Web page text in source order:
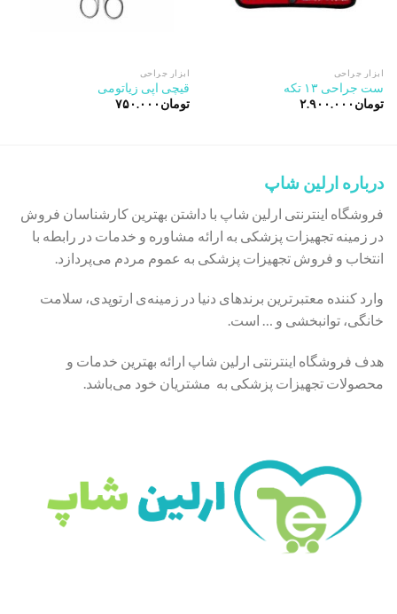
ابزار جراحی
ست جراحی ۱۳ تکه
تومان ۲.۹۰۰.۰۰۰
ابزار جراحی
قیچی اپی زیاتومی
تومان ۷۵۰.۰۰۰
درباره ارلین شاپ
فروشگاه اینترنتی ارلین شاپ با داشتن بهترین کارشناسان فروش
در زمینه تجهیزات پزشکی به ارائه مشاوره و خدمات در رابطه با
انتخاب و فروش تجهیزات پزشکی به عموم مردم می‌پردازد.
وارد کننده معتبرترین برندهای دنیا در زمینه‌ی ارتوپدی، سلامت
خانگی، توانبخشی و … است.
هدف فروشگاه اینترنتی ارلین شاپ ارائه بهترین خدمات و
محصولات تجهیزات پزشکی به مشتریان خود می‌باشد.